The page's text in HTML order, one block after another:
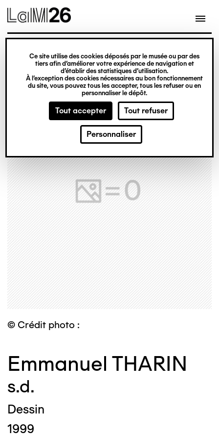
Gestion des cookies
Ce site utilise des cookies déposés par le musée ou par des
tiers afin d’améliorer votre expérience de navigation et
d’établir des statistiques d’utilisation.
À l’exception des cookies nécessaires au bon fonctionnement
du site, vous pouvez tous les accepter, tous les refuser ou en
personnaliser le dépôt.
Tout accepter Tout refuser
Personnaliser
contenu
© Crédit photo :
Emmanuel THARIN
s.d.
Dessin
1999